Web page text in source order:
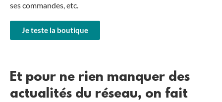
ses commandes, etc.
Je teste la boutique
Et pour ne rien manquer des
actualités du réseau, on fait